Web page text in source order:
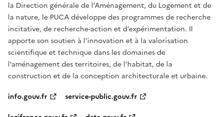
la Direction générale de l’Aménagement, du Logement et de
la nature, le PUCA développe des programmes de recherche
incitative, de recherche-action et d’expérimentation. Il
apporte son soutien à l’innovation et à la valorisation
scientifique et technique dans les domaines de
l’aménagement des territoires, de l’habitat, de la
construction et de la conception architecturale et urbaine.
info.gouv.fr
service-public.gouv.fr